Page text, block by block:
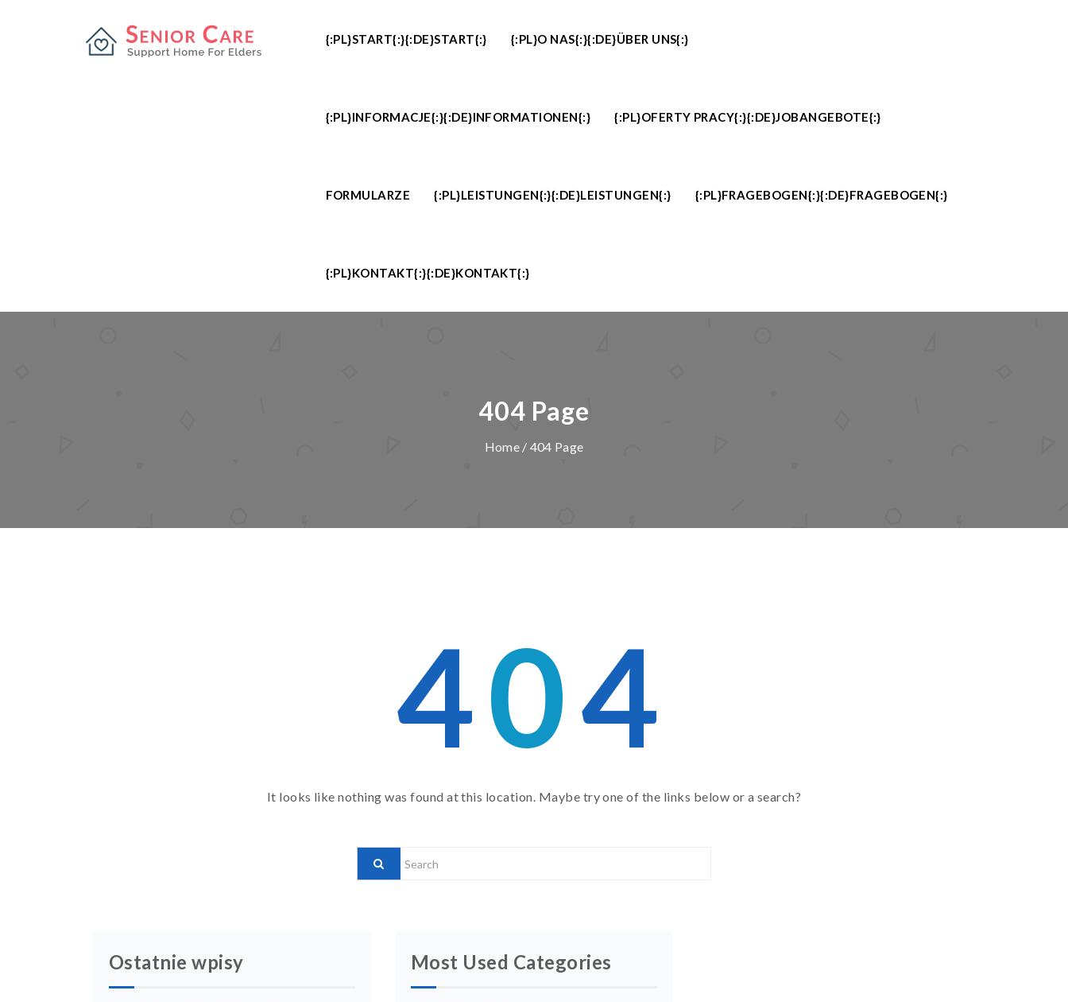
{:PL}START{:}{:DE}START{:} {:PL}O NAS{:}{:DE}ÜBER UNS{:}
{:PL}INFORMACJE{:}{:DE}INFORMATIONEN{:} {:PL}OFERTY PRACY{:}{:DE}JOBANGEBOTE{:}
FORMULARZE {:PL}LEISTUNGEN{:}{:DE}LEISTUNGEN{:} {:PL}FRAGEBOGEN{:}{:DE}FRAGEBOGEN{:}
{:PL}KONTAKT{:}{:DE}KONTAKT{:}
404 Page
Home/ 404 Page
404
It looks like nothing was found at this location. Maybe try one of the links below or a search?
Ostatnie wpisy Most Used Categories